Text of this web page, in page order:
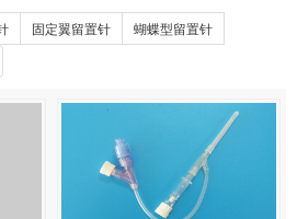
固定翼留置针
蝴蝶型留置针